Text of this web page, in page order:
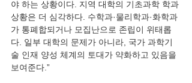
야 하는 상황이다. 지역 대학의 기초과학 학과
상황은 더 심각하다. 수학과·물리학과·화학과
가 통폐합되거나 모집난으로 존립이 위태롭
다. 일부 대학의 문제가 아니라, 국가 과학기
술 인재 양성 체계의 토대가 약화하고 있음을
보여준다.”